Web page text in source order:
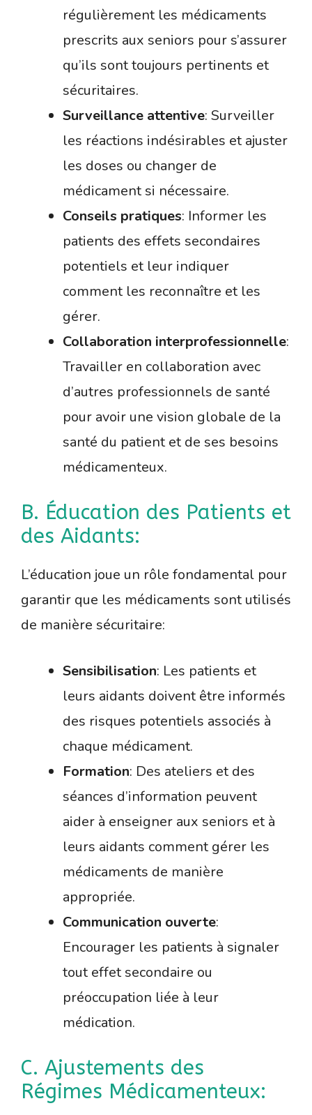
régulièrement les médicaments
prescrits aux seniors pour s’assurer
qu’ils sont toujours pertinents et
sécuritaires.
Surveillance attentive: Surveiller
les réactions indésirables et ajuster
les doses ou changer de
médicament si nécessaire.
Conseils pratiques: Informer les
patients des effets secondaires
potentiels et leur indiquer
comment les reconnaître et les
gérer.
Collaboration interprofessionnelle:
Travailler en collaboration avec
d’autres professionnels de santé
pour avoir une vision globale de la
santé du patient et de ses besoins
médicamenteux.
B. Éducation des Patients et
des Aidants:
L’éducation joue un rôle fondamental pour
garantir que les médicaments sont utilisés
de manière sécuritaire:
Sensibilisation: Les patients et
leurs aidants doivent être informés
des risques potentiels associés à
chaque médicament.
Formation: Des ateliers et des
séances d’information peuvent
aider à enseigner aux seniors et à
leurs aidants comment gérer les
médicaments de manière
appropriée.
Communication ouverte:
Encourager les patients à signaler
tout effet secondaire ou
préoccupation liée à leur
médication.
C. Ajustements des
Régimes Médicamenteux: